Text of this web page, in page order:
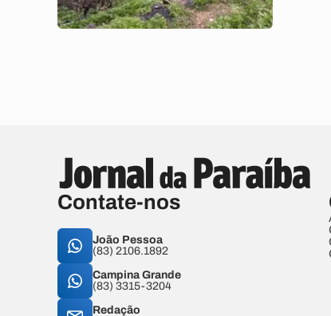
Contate-nos
João Pessoa
(83) 2106.1892
Campina Grande
(83) 3315-3204
Redação